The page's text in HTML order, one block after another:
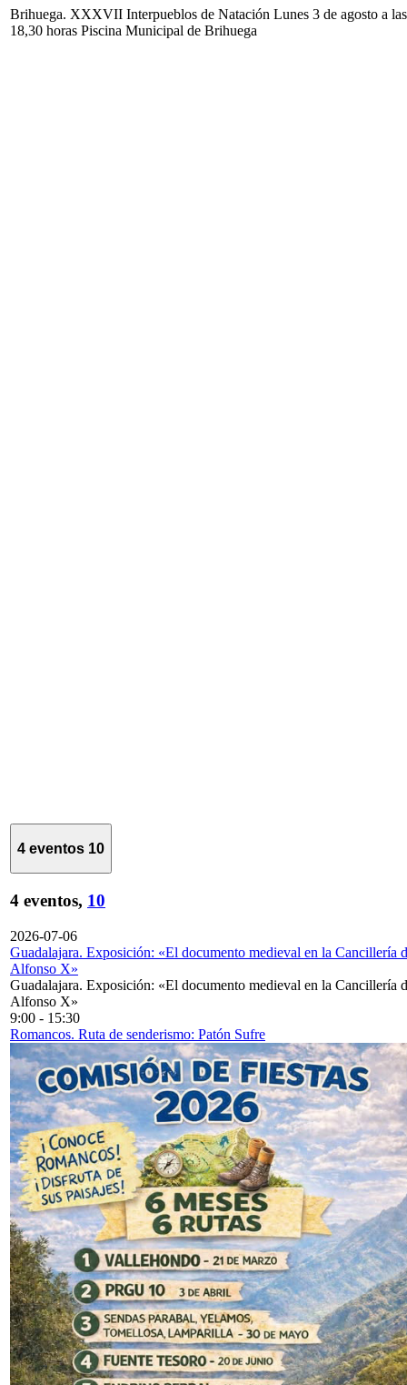
Brihuega. XXXVII Interpueblos de Natación Lunes 3 de agosto a las
18,30 horas Piscina Municipal de Brihuega
4 eventos 10
4 eventos, 10
2026-07-06
Guadalajara. Exposición: «El documento medieval en la Cancillería
Alfonso X»
Guadalajara. Exposición: «El documento medieval en la Cancillería
Alfonso X»
9:00 - 15:30
Romancos. Ruta de senderismo: Patón Sufre